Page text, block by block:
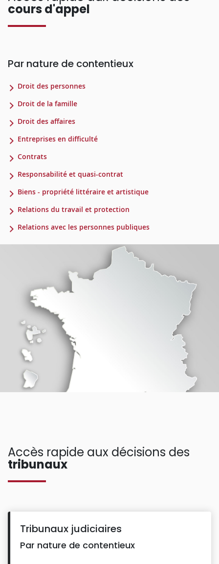
cours d'appel
Par nature de contentieux
Droit des personnes
Droit de la famille
Droit des affaires
Entreprises en difficulté
Contrats
Responsabilité et quasi-contrat
Biens - propriété littéraire et artistique
Relations du travail et protection
Relations avec les personnes publiques
Accès rapide aux décisions des
tribunaux
Tribunaux judiciaires
Par nature de contentieux